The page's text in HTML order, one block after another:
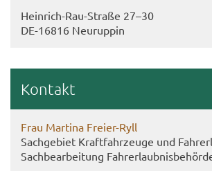
Heinrich-​Rau-Straße 27–30
DE-​16816 Neu­rup­pin
Kon­takt
Frau Mar­ti­na Freier-​Ryll
Sach­ge­biet Kraft­fahr­zeu­ge und
Sach­be­ar­bei­tung